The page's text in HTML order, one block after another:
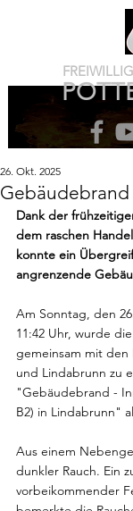
26. Okt. 2025
Dank der
dem raschen
konnte ein
angrenzende
Am Sonntag, den
11:42 Uhr, wurde
gemeinsam mit den
und Lindabrunn zu
"Gebäudebrand -
B2) in Lindabrunn"
Aus einem
dunkler Rauch. Ein
vorbeikommender